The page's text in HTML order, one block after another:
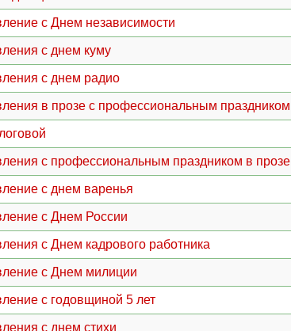
с Днем независимости
с днем куму
с днем радио
в прозе с профессиональным праздником
с профессиональным праздником в прозе
с днем варенья
с Днем России
с Днем кадрового работника
с Днем милиции
с годовщиной 5 лет
с днем стихи